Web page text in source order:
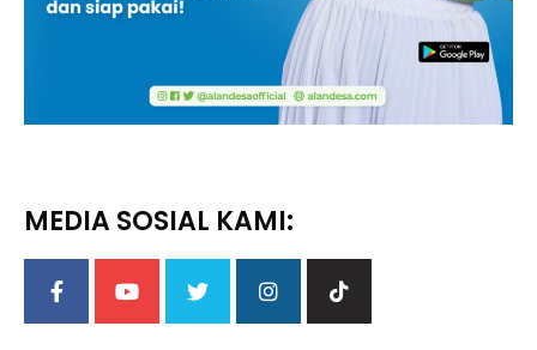
MEDIA SOSIAL KAMI: